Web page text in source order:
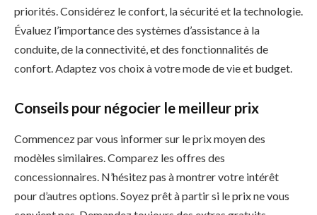
priorités. Considérez le confort, la sécurité et la technologie.
Évaluez l’importance des systèmes d’assistance à la
conduite, de la connectivité, et des fonctionnalités de
confort. Adaptez vos choix à votre mode de vie et budget.
Conseils pour négocier le meilleur prix
Commencez par vous informer sur le prix moyen des
modèles similaires. Comparez les offres des
concessionnaires. N’hésitez pas à montrer votre intérêt
pour d’autres options. Soyez prêt à partir si le prix ne vous